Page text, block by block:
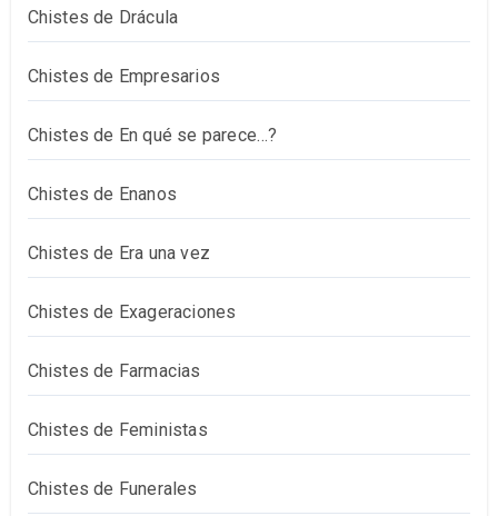
Chistes de Drácula
Chistes de Empresarios
Chistes de En qué se parece…?
Chistes de Enanos
Chistes de Era una vez
Chistes de Exageraciones
Chistes de Farmacias
Chistes de Feministas
Chistes de Funerales